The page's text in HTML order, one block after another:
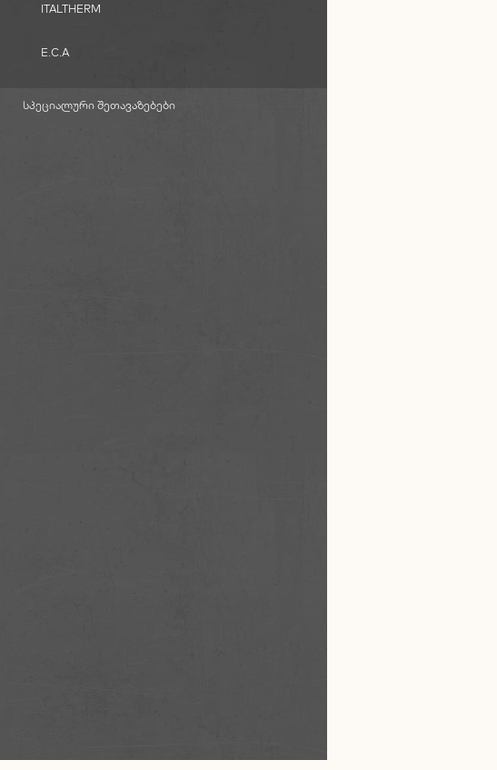
ITALTHERM
E.C.A
ᲡᲞᲔᲪᲘᲐᲚᲣᲠᲘ ᲨᲔᲗᲐᲕᲐᲖᲔᲑᲔᲑᲘ